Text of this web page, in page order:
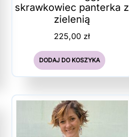
skrawkowiec panterka z
zielenią
225,00 zł
DODAJ DO KOSZYKA